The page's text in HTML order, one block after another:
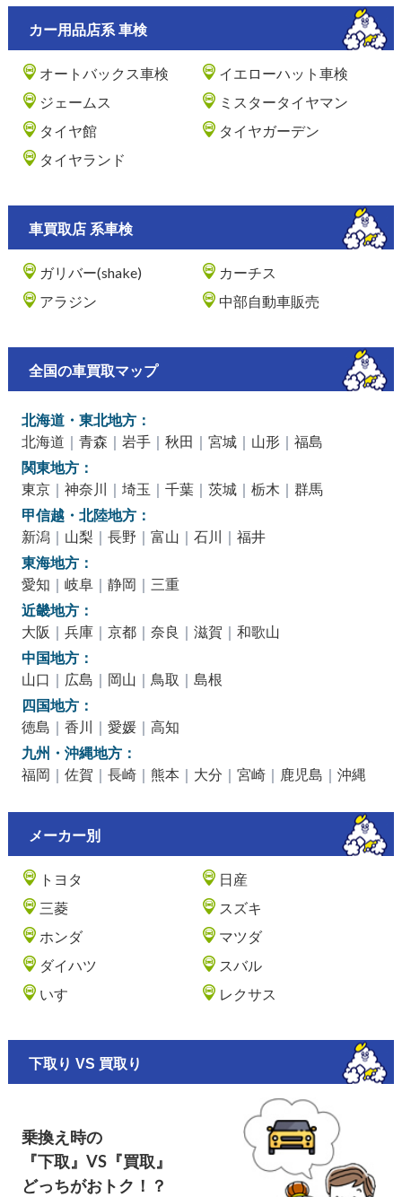
カー用品店系 車検
オートバックス車検
イエローハット車検
ジェームス
ミスタータイヤマン
タイヤ館
タイヤガーデン
タイヤランド
車買取店 系車検
ガリバー(shake)
カーチス
アラジン
中部自動車販売
全国の車買取マップ
北海道・東北地方：
北海道 ｜ 青森 ｜ 岩手｜ 秋田 ｜ 宮城｜ 山形｜ 福島
関東地方：
東京｜ 神奈川 ｜ 埼玉 ｜ 千葉｜ 茨城｜ 栃木 ｜ 群馬
甲信越・北陸地方：
新潟 ｜ 山梨 ｜ 長野 ｜ 富山 ｜ 石川 ｜ 福井
東海地方：
愛知 ｜ 岐阜｜ 静岡 ｜ 三重
近畿地方：
大阪 ｜ 兵庫｜ 京都｜ 奈良 ｜ 滋賀 ｜ 和歌山
中国地方：
山口 ｜ 広島 ｜ 岡山 ｜ 鳥取 ｜ 島根
四国地方：
徳島 ｜ 香川 ｜ 愛媛｜ 高知
九州・沖縄地方：
福岡 ｜ 佐賀 ｜ 長崎｜ 熊本 ｜ 大分 ｜ 宮崎｜ 鹿児島 ｜ 沖縄
メーカー別
トヨタ
日産
三菱
スズキ
ホンダ
マツダ
ダイハツ
スバル
いすゞ
レクサス
下取り VS 買取り
乗換え時の
『下取』VS『買取』
どっちがおトク！？